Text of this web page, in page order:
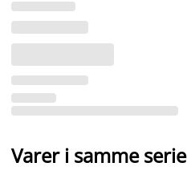
Varer i samme serie